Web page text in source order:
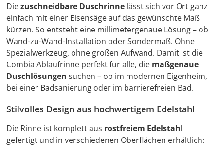
Diezuschneidbare Duschrinne lässt sich vor Ort ganz
einfach mit einer Eisensäge auf das gewünschte Maß
kürzen. So entsteht eine millimetergenaue Lösung – ob
Wand-zu-Wand-Installation oder Sondermaß. Ohne
Spezialwerkzeug, ohne großen Aufwand. Damit ist die
Combia Ablaufrinne perfekt für alle, die maßgenaue
Duschlösungen suchen – ob im modernen Eigenheim,
bei einer Badsanierung oder im barrierefreien Bad.
Stilvolles Design aus hochwertigem Edelstahl
Die Rinne ist komplett aus rostfreiem Edelstahl
gefertigt und in verschiedenen Oberflächen erhältlich: